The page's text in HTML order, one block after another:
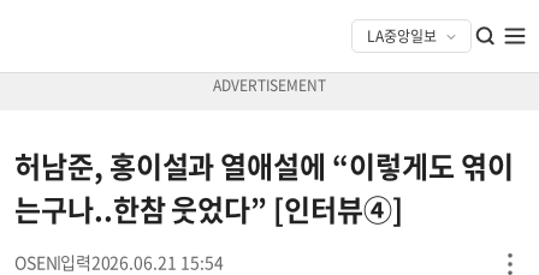
허남준, 홍이설과 열애설에 “이렇게도 엮이
는구나..한참 웃었다” [인터뷰④]
OSEN 2026.06.21 15:54